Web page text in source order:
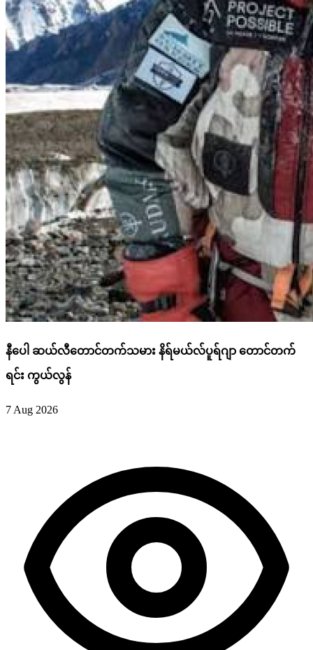
နီပေါ ဆယ်လီတောင်တက်သမား နိရ်မယ်လ်ပူရ်ဂျာ တောင်တက်
ရင်း ကွယ်လွန်
7 Aug 2026